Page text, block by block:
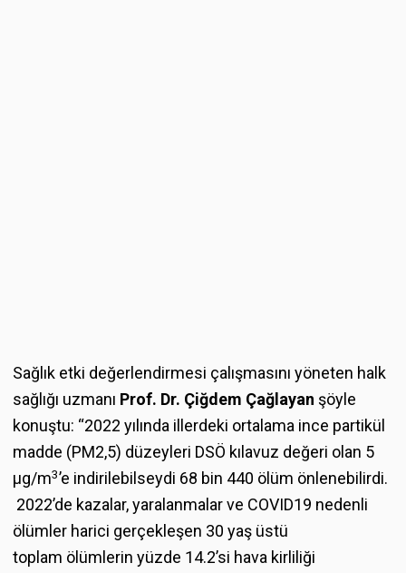
Sağlık etki değerlendirmesi çalışmasını yöneten halk
sağlığı uzmanı Prof. Dr. Çiğdem Çağlayan şöyle
konuştu: “2022 yılında illerdeki ortalama ince partikül
madde (PM2,5) düzeyleri DSÖ kılavuz değeri olan 5
μg/m3’e indirilebilseydi 68 bin 440 ölüm önlenebilirdi.
2022’de kazalar, yaralanmalar ve COVID19 nedenli
ölümler harici gerçekleşen 30 yaş üstü
toplam ölümlerin yüzde 14.2’si hava kirliliği